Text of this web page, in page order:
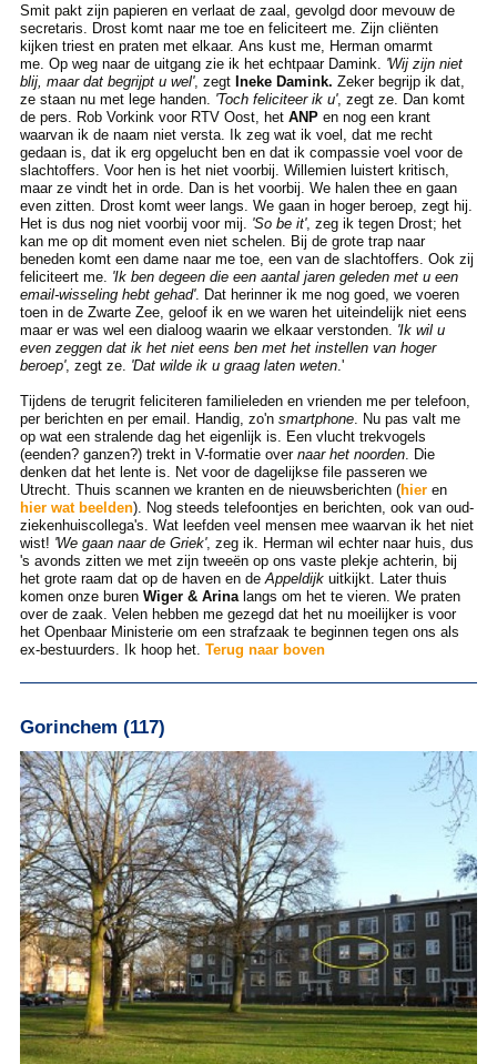
Smit pakt zijn papieren en verlaat de zaal, gevolgd door mevouw de
secretaris. Drost komt naar me toe en feliciteert me. Zijn cliënten
kijken triest en praten met elkaar. Ans kust me, Herman omarmt
me. Op weg naar de uitgang zie ik het echtpaar Damink. 'Wij zijn niet
blij, maar dat begrijpt u wel', zegt Ineke Damink. Zeker begrijp ik dat,
ze staan nu met lege handen. 'Toch feliciteer ik u', zegt ze. Dan komt
de pers. Rob Vorkink voor RTV Oost, het ANPen nog een krant
waarvan ik de naam niet versta. Ik zeg wat ik voel, dat me recht
gedaan is, dat ik erg opgelucht ben en dat ik compassie voel voor de
slachtoffers. Voor hen is het niet voorbij. Willemien luistert kritisch,
maar ze vindt het in orde. Dan is het voorbij. We halen thee en gaan
even zitten. Drost komt weer langs. We gaan in hoger beroep, zegt hij.
Het is dus nog niet voorbij voor mij. 'So be it', zeg ik tegen Drost; het
kan me op dit moment even niet schelen. Bij de grote trap naar
beneden komt een dame naar me toe, een van de slachtoffers. Ook zij
feliciteert me. 'Ik ben degeen die een aantal jaren geleden met u een
email-wisseling hebt gehad'. Dat herinner ik me nog goed, we voeren
toen in de Zwarte Zee, geloof ik en we waren het uiteindelijk niet eens
maar er was wel een dialoog waarin we elkaar verstonden. 'Ik wil u
even zeggen dat ik het niet eens ben met het instellen van hoger
beroep', zegt ze. 'Dat wilde ik u graag laten weten.'
Tijdens de terugrit feliciteren familieleden en vrienden me per telefoon,
per berichten en per email. Handig, zo'n smartphone. Nu pas valt me
op wat een stralende dag het eigenlijk is. Een vlucht trekvogels
(eenden? ganzen?) trekt in V-formatie over naar het noorden. Die
denken dat het lente is. Net voor de dagelijkse file passeren we
Utrecht. Thuis scannen we kranten en de nieuwsberichten (hieren
hier wat beelden). Nog steeds telefoontjes en berichten, ook van oud-
ziekenhuiscollega's. Wat leefden veel mensen mee waarvan ik het niet
wist! 'We gaan naar de Griek', zeg ik. Herman wil echter naar huis, dus
's avonds zitten we met zijn tweeën op ons vaste plekje achterin, bij
het grote raam dat op de haven en de Appeldijkuitkijkt. Later thuis
komen onze buren Wiger & Arinalangs om het te vieren. We praten
over de zaak. Velen hebben me gezegd dat het nu moeilijker is voor
het Openbaar Ministerie om een strafzaak te beginnen tegen ons als
ex-bestuurders. Ik hoop het. Terug naar boven
Gorinchem (117)